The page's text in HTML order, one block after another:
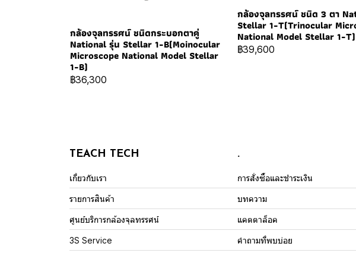
กล้องจุลทรรศน์ ชนิดกระบอกตาคู่
National รุ่น Stellar 1-B(Moinocular
Microscope National Model Stellar
1-B)
฿36,300
กล้องจุลทรรศน์ ชนิด 3 ตา
Stellar 1-T(Trinocular
National Model Stellar 1-T)
฿39,600
TEACH TECH
เกี่ยวกับเรา
รายการสินค้า
ศูนย์บริการกล้องจุลทรรศน์
3S Service
.
การสั่งซื้อและชำระเงิน
บทความ
แคตตาล็อค
คำถามที่พบบ่อย